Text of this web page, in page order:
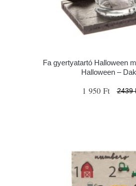
Fa gyertyatartó Halloween
Halloween –
1 950 Ft 2439